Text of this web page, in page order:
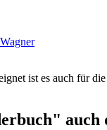
ist es auch für